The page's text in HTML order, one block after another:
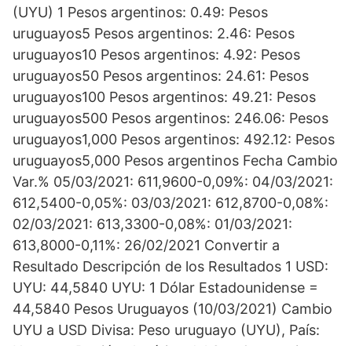
(UYU) 1 Pesos argentinos: 0.49: Pesos
uruguayos5 Pesos argentinos: 2.46: Pesos
uruguayos10 Pesos argentinos: 4.92: Pesos
uruguayos50 Pesos argentinos: 24.61: Pesos
uruguayos100 Pesos argentinos: 49.21: Pesos
uruguayos500 Pesos argentinos: 246.06: Pesos
uruguayos1,000 Pesos argentinos: 492.12: Pesos
uruguayos5,000 Pesos argentinos Fecha Cambio
Var.% 05/03/2021: 611,9600-0,09%: 04/03/2021:
612,5400-0,05%: 03/03/2021: 612,8700-0,08%:
02/03/2021: 613,3300-0,08%: 01/03/2021:
613,8000-0,11%: 26/02/2021 Convertir a
Resultado Descripción de los Resultados 1 USD:
UYU: 44,5840 UYU: 1 Dólar Estadounidense =
44,5840 Pesos Uruguayos (10/03/2021) Cambio
UYU a USD Divisa: Peso uruguayo (UYU), País: